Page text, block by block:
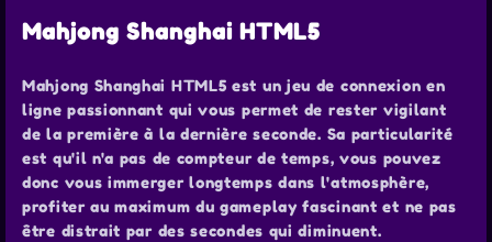
Mahjong Shanghai HTML5
Mahjong Shanghai HTML5 est un jeu de connexion en
ligne passionnant qui vous permet de rester vigilant
de la première à la dernière seconde. Sa particularité
est qu'il n'a pas de compteur de temps, vous pouvez
donc vous immerger longtemps dans l'atmosphère,
profiter au maximum du gameplay fascinant et ne pas
être distrait par des secondes qui diminuent.